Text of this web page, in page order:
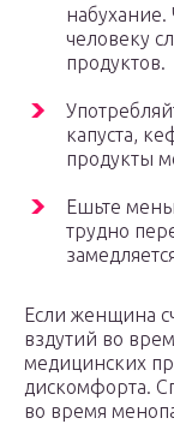
человеку
продуктов.
капуста,
продукты
Ешьте
трудно
Если женщина
вздутий во
медицинских
дискомфорта.
во время